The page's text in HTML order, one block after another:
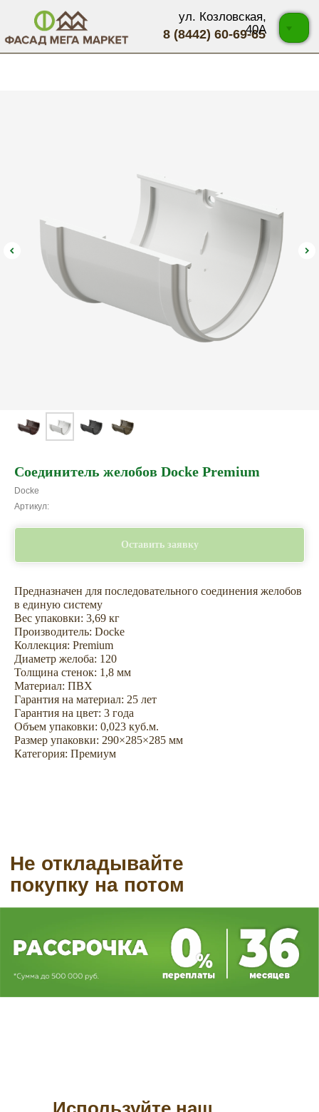
8 (8442) 60-69-65
ул. Козловская,
40А
Соединитель желобов Docke Premium
Docke
Артикул:
Оставить заявку
Предназначен для последовательного соединения желобов
в единую систему
Вес упаковки: 3,69 кг
Производитель: Docke
Коллекция: Premium
Диаметр желоба: 120
Толщина стенок: 1,8 мм
Материал: ПВХ
Гарантия на материал: 25 лет
Гарантия на цвет: 3 года
Объем упаковки: 0,023 куб.м.
Размер упаковки: 290×285×285 мм
Категория: Премиум
Не откладывайте
покупку на потом